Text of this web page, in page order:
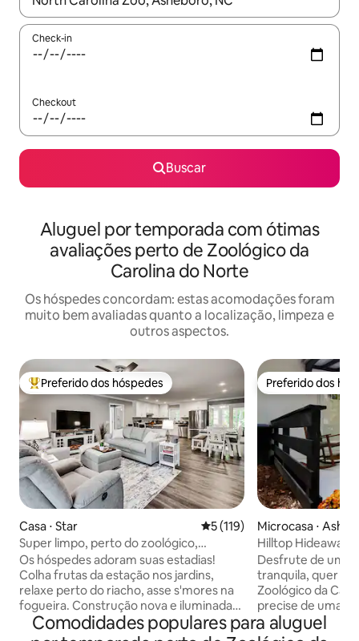
Check-in
Checkout
Buscar
Aluguel por temporada com ótimas
avaliações perto de Zoológico da
Carolina do Norte
Os hóspedes concordam: estas acomodações foram
muito bem avaliadas quanto a localização, limpeza e
outros aspectos.
Entre os melhores preferidos dos hóspedes
Preferido dos hóspedes
Casa ⋅ Star 5 de uma avaliação média de
5 (119)
Super limpo, perto do zoológico,
adequado para crianças, à beira do
riacho
Os hóspedes adoram suas estadias!
Colha frutas da estação nos jardins,
relaxe perto do riacho, asse s'mores na
fogueira. Construção nova e iluminada
em 3 acres, 3 quartos, 2 banheiros, 5
camas confortáveis, acomoda 8
Preferido dos
Preferido dos
Microcasa ⋅
Hilltop Hideaway
Norte | 5 min do
Desfrute de uma
tranquila, quer
Zoológico da
precise de uma
longe de casa. Esta casa pequena
totalmente
Comodidades populares para aluguel